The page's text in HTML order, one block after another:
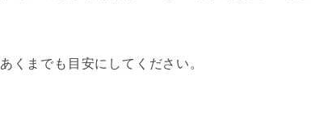
あくまでも目安にしてください。